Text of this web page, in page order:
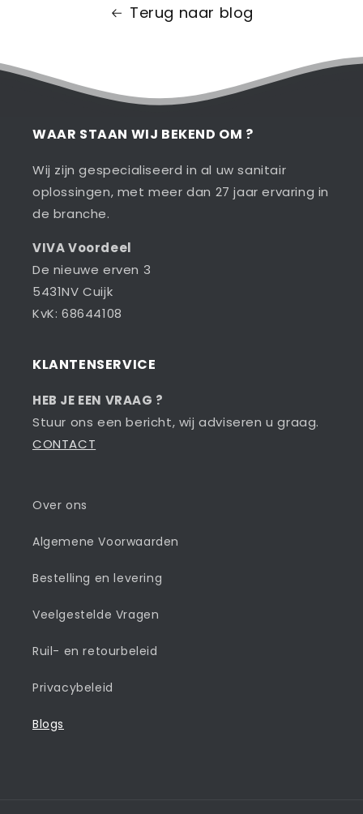
Terug naar blog
WAAR STAAN WIJ BEKEND OM ?
Wij zijn gespecialiseerd in al uw sanitair
oplossingen, met meer dan 27 jaar ervaring in
de branche.
VIVA Voordeel
De nieuwe erven 3
5431NV Cuijk
KvK: 68644108
KLANTENSERVICE
HEB JE EEN VRAAG ?
Stuur ons een bericht, wij adviseren u graag.
CONTACT
Over ons
Algemene Voorwaarden
Bestelling en levering
Veelgestelde Vragen
Ruil- en retourbeleid
Privacybeleid
Blogs